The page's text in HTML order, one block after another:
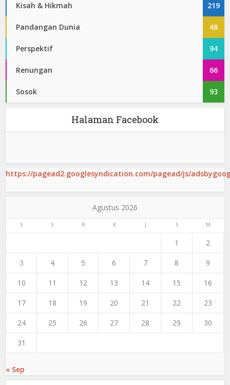
Kisah & Hikmah 219
Pandangan Dunia 48
Perspektif 94
Renungan 66
Sosok 93
Halaman Facebook
https://pagead2.googlesyndication.com/pagead/js/
Agustus 2026
S S R K J S M
1 2
3 4 5 6 7 8 9
10 11 12 13 14 15 16
17 18 19 20 21 22 23
24 25 26 27 28 29 30
31
« Sep